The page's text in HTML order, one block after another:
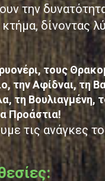
την
δίνοντας
τους
την Αφίδναι, τη
τη Βουλιαγμένη,
Προάστια!
τις ανάγκες